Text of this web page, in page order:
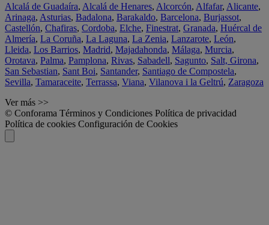
Alcalá de Guadaíra, Alcalá de Henares, Alcorcón, Alfafar, Alicante,
Arinaga, Asturias, Badalona, Barakaldo, Barcelona, Burjassot,
Castellón, Chafiras, Cordoba, Elche, Finestrat, Granada, Huércal de
Almería, La Coruña, La Laguna, La Zenia, Lanzarote, León,
Lleida, Los Barrios, Madrid, Majadahonda, Málaga, Murcia,
Orotava, Palma, Pamplona, Rivas, Sabadell, Sagunto, Salt, Girona,
San Sebastian, Sant Boi, Santander, Santiago de Compostela,
Sevilla, Tamaraceite, Terrassa, Viana, Vilanova i la Geltrú, Zaragoza
Ver más >>
© Conforama Términos y Condiciones Política de privacidad
Política de cookies Configuración de Cookies